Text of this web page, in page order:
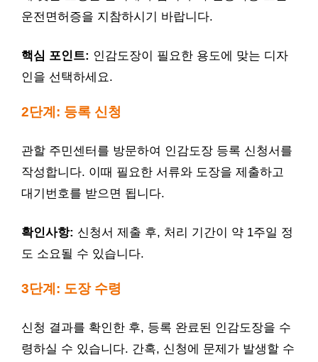
운전면허증을 지참하시기 바랍니다.
핵심 포인트: 인감도장이 필요한 용도에 맞는 디자
인을 선택하세요.
2단계: 등록 신청
관할 주민센터를 방문하여 인감도장 등록 신청서를
작성합니다. 이때 필요한 서류와 도장을 제출하고
대기번호를 받으면 됩니다.
확인사항: 신청서 제출 후, 처리 기간이 약 1주일 정
도 소요될 수 있습니다.
3단계: 도장 수령
신청 결과를 확인한 후, 등록 완료된 인감도장을 수
령하실 수 있습니다. 간혹, 신청에 문제가 발생할 수